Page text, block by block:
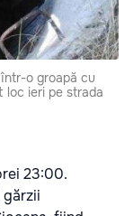
o groapă cu
loc ieri pe strada
23:00.